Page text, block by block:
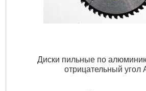
Диски пильные по
отрицательный угол